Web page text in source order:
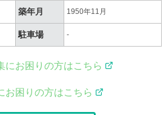
築年月 1950年11月
駐車場 -
にお困りの方はこちら
お困りの方はこちら